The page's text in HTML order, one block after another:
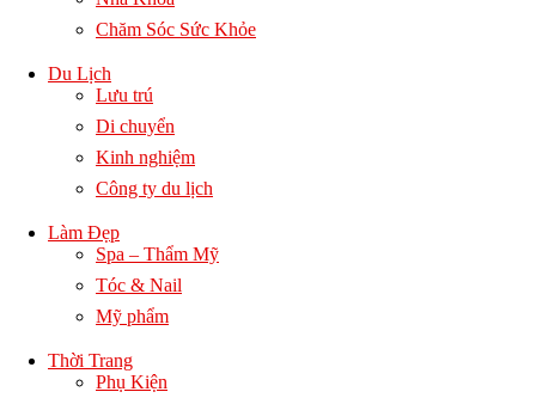
Chăm Sóc Sức Khỏe
Du Lịch
Lưu trú
Di chuyển
Kinh nghiệm
Công ty du lịch
Làm Đẹp
Spa – Thẩm Mỹ
Tóc & Nail
Mỹ phẩm
Thời Trang
Phụ Kiện